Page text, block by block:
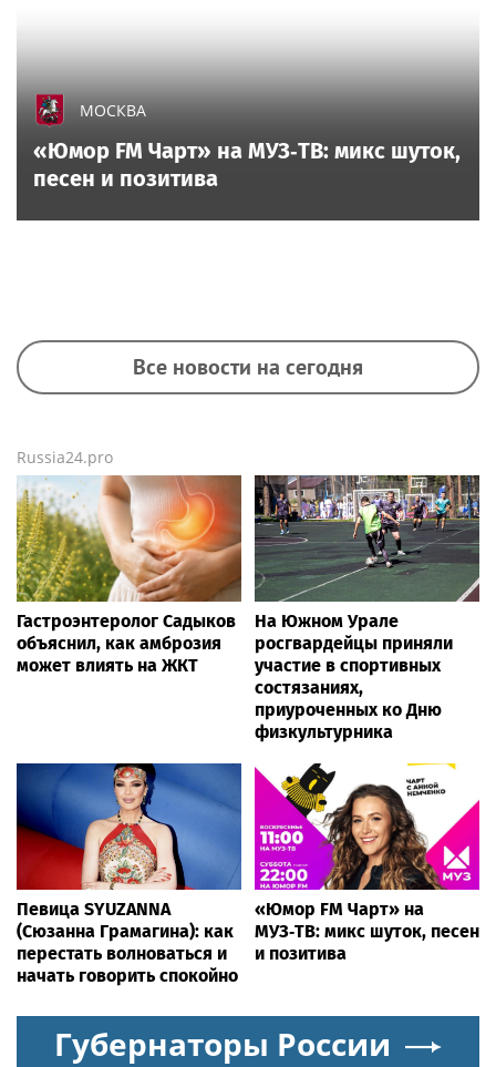
МОСКВА
«Юмор FM Чарт» на МУЗ‑ТВ: микс шуток,
песен и позитива
Все новости на сегодня
Russia24.pro
Гастроэнтеролог Садыков
объяснил, как амброзия
может влиять на ЖКТ
На Южном Урале
росгвардейцы приняли
участие в спортивных
состязаниях,
приуроченных ко Дню
физкультурника
Певица SYUZANNA
(Сюзанна Грамагина): как
перестать волноваться и
начать говорить спокойно
«Юмор FM Чарт» на
МУЗ‑ТВ: микс шуток, песен
и позитива
Губернаторы России